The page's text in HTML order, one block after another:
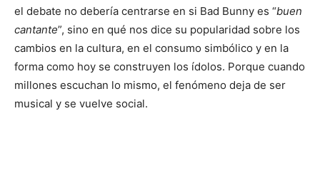
el debate no debería centrarse en si Bad Bunny es “buen
cantante”, sino en qué nos dice su popularidad sobre los
cambios en la cultura, en el consumo simbólico y en la
forma como hoy se construyen los ídolos. Porque cuando
millones escuchan lo mismo, el fenómeno deja de ser
musical y se vuelve social.